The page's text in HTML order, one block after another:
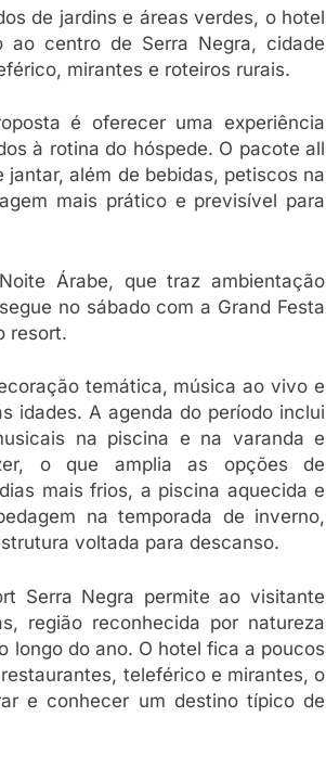
de jardins e áreas verdes, o hotel
centro de Serra Negra, cidade
mirantes e roteiros rurais.
é oferecer uma experiência
à rotina do hóspede. O pacote all
além de bebidas, petiscos na
mais prático e previsível para
Árabe, que traz ambientação
no sábado com a Grand Festa
resort.
temática, música ao vivo e
idades. A agenda do período inclui
na piscina e na varanda e
o que amplia as opções de
mais frios, a piscina aquecida e
na temporada de inverno,
voltada para descanso.
Serra Negra permite ao visitante
região reconhecida por natureza
longo do ano. O hotel fica a poucos
teleférico e mirantes, o
e conhecer um destino típico de